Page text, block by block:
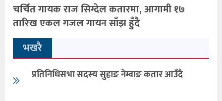
चर्चित गायक राज सिग्देल कतारमा, आगामी १७
तारिख एकल गजल गायन साँझ हुँदै
भखरै
प्रतिनिधिसभा सदस्य सुहाङ नेम्वाङ कतार आउँदै